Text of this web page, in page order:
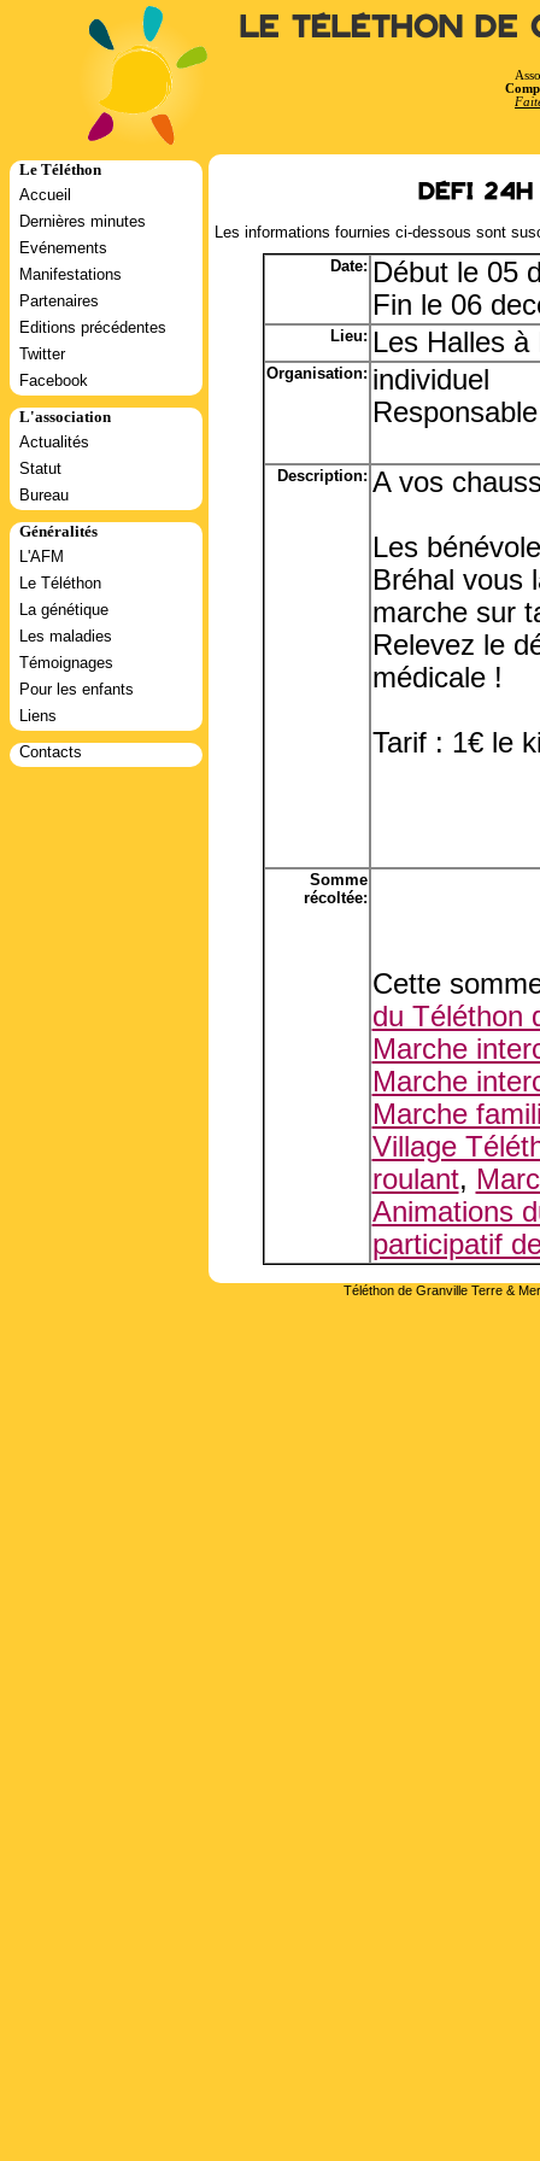
Le Téléthon de
Le Téléthon
Accueil
Dernières minutes
Evénements
Manifestations
Partenaires
Editions précédentes
Twitter
Facebook
L'association
Actualités
Statut
Bureau
Généralités
L'AFM
Le Téléthon
La génétique
Les maladies
Témoignages
Pour les enfants
Liens
Contacts
Défi
Les informations fournies ci-dessous sont
Date: Début le 05
Fin le 06
Lieu: Les Halles à
Organisation: individuel
Description: A vos
Les
Bréhal vous
marche sur
Relevez le
médicale !
Tarif : 1€ le
Somme
récoltée:
Cette
du Téléthon
Marche
Marche
Marche
Village
roulant,
Animations
participatif
Téléthon de Granville Terre &